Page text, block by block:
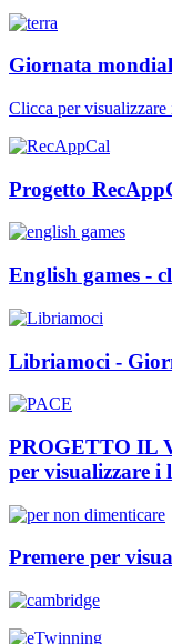
Giornata
Clicca per
Progetto
English games -
Libriamoci -
PROGETTO IL
per visualizzare i
Premere per